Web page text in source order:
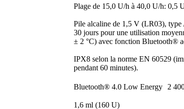
Plage de 15,0 U/h à 40,0 U/h: 0,5
Pile alcaline de 1,5 V (LR03),
30 jours pour une utilisation
± 2 °C) avec fonction Bluetooth®
IPX8 selon la norme EN 60529
pendant 60 minutes).
Bluetooth® 4.0 Low Energy 2
1,6 ml (160 U)